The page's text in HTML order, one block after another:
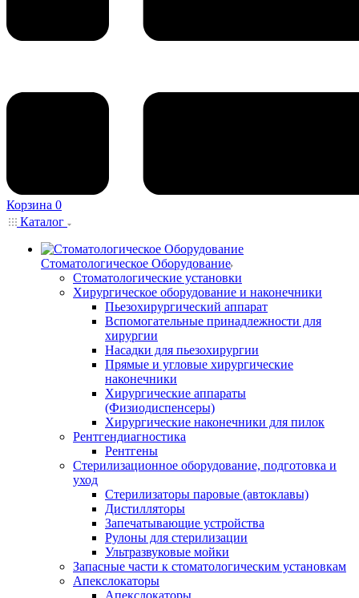
Корзина 0
Каталог
Стоматологическое Оборудование
Стоматологические установки
Хирургическое оборудование и наконечники
Пьезохирургический аппарат
Вспомогательные принадлежности для
хирургии
Насадки для пьезохирургии
Прямые и угловые хирургические
наконечники
Хирургические аппараты
(Физиодиспенсеры)
Хирургические наконечники для пилок
Рентгендиагностика
Рентгены
Стерилизационное оборудование, подготовка и
уход
Стерилизаторы паровые (автоклавы)
Дистилляторы
Запечатывающие устройства
Рулоны для стерилизации
Ультразвуковые мойки
Запасные части к стоматологическим установкам
Апекслокаторы
Апекслокаторы